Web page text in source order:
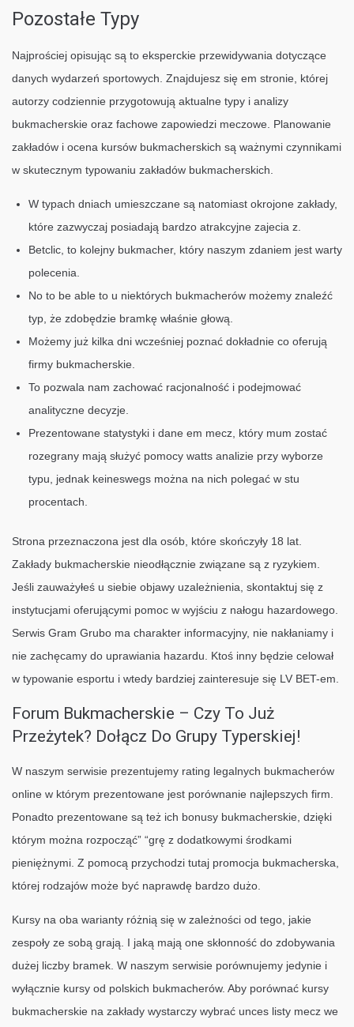
Pozostałe Typy
Najprościej opisując są to eksperckie przewidywania dotyczące
danych wydarzeń sportowych. Znajdujesz się em stronie, której
autorzy codziennie przygotowują aktualne typy i analizy
bukmacherskie oraz fachowe zapowiedzi meczowe. Planowanie
zakładów i ocena kursów bukmacherskich są ważnymi czynnikami
w skutecznym typowaniu zakładów bukmacherskich.
W typach dniach umieszczane są natomiast okrojone zakłady,
które zazwyczaj posiadają bardzo atrakcyjne zajecia z.
Betclic, to kolejny bukmacher, który naszym zdaniem jest warty
polecenia.
No to be able to u niektórych bukmacherów możemy znaleźć
typ, że zdobędzie bramkę właśnie głową.
Możemy już kilka dni wcześniej poznać dokładnie co oferują
firmy bukmacherskie.
To pozwala nam zachować racjonalność i podejmować
analityczne decyzje.
Prezentowane statystyki i dane em mecz, który mum zostać
rozegrany mają służyć pomocy watts analizie przy wyborze
typu, jednak keineswegs można na nich polegać w stu
procentach.
Strona przeznaczona jest dla osób, które skończyły 18 lat.
Zakłady bukmacherskie nieodłącznie związane są z ryzykiem.
Jeśli zauważyłeś u siebie objawy uzależnienia, skontaktuj się z
instytucjami oferującymi pomoc w wyjściu z nałogu hazardowego.
Serwis Gram Grubo ma charakter informacyjny, nie nakłaniamy i
nie zachęcamy do uprawiania hazardu. Ktoś inny będzie celował
w typowanie esportu i wtedy bardziej zainteresuje się LV BET-em.
Forum Bukmacherskie – Czy To Już
Przeżytek? Dołącz Do Grupy Typerskiej!
W naszym serwisie prezentujemy rating legalnych bukmacherów
online w którym prezentowane jest porównanie najlepszych firm.
Ponadto prezentowane są też ich bonusy bukmacherskie, dzięki
którym można rozpocząć” “grę z dodatkowymi środkami
pieniężnymi. Z pomocą przychodzi tutaj promocja bukmacherska,
której rodzajów może być naprawdę bardzo dużo.
Kursy na oba warianty różnią się w zależności od tego, jakie
zespoły ze sobą grają. I jaką mają one skłonność do zdobywania
dużej liczby bramek. W naszym serwisie porównujemy jedynie i
wyłącznie kursy od polskich bukmacherów. Aby porównać kursy
bukmacherskie na zakłady wystarczy wybrać unces listy mecz we